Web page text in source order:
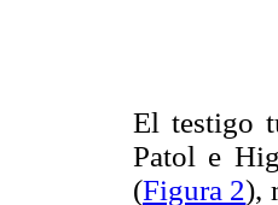
El testigo
Patol e
(Figura 2),